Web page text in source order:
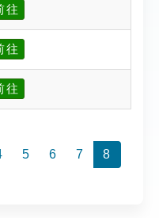
往
往
往
5 6 7 8